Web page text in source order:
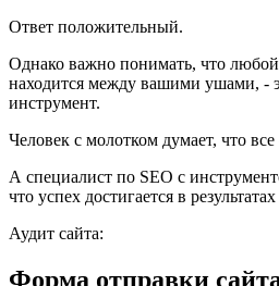
Ответ положительный.
Однако важно понимать, что
находится между вашими ушами, -
инструмент.
Человек с молотком думает, что все
А специалист по SEO с
что успех достигается в
Аудит сайта:
Форма отправки